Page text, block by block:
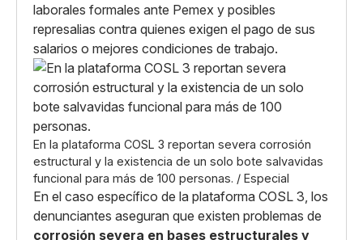
laborales formales ante Pemex y posibles
represalias contra quienes exigen el pago de sus
salarios o mejores condiciones de trabajo.
En la plataforma COSL 3 reportan severa corrosión
estructural y la existencia de un solo bote salvavidas
funcional para más de 100 personas. / Especial
En el caso específico de la plataforma COSL 3, los
denunciantes aseguran que existen problemas de
corrosión severa en bases estructurales y